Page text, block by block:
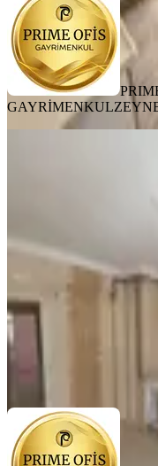
GAYRİMENKUL
40.000 ₺